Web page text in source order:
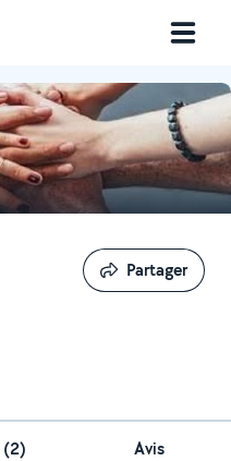
Partager
Partager
(2) Avis